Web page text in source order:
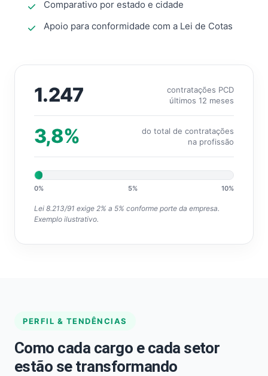
Comparativo por estado e cidade
Apoio para conformidade com a Lei de Cotas
1.247
contratações PCD
últimos 12 meses
3,8%
do total de contratações
na profissão
0% 5% 10%
Lei 8.213/91 exige 2% a 5% conforme porte da empresa.
Exemplo ilustrativo.
PERFIL & TENDÊNCIAS
Como cada cargo e cada setor
estão se transformando